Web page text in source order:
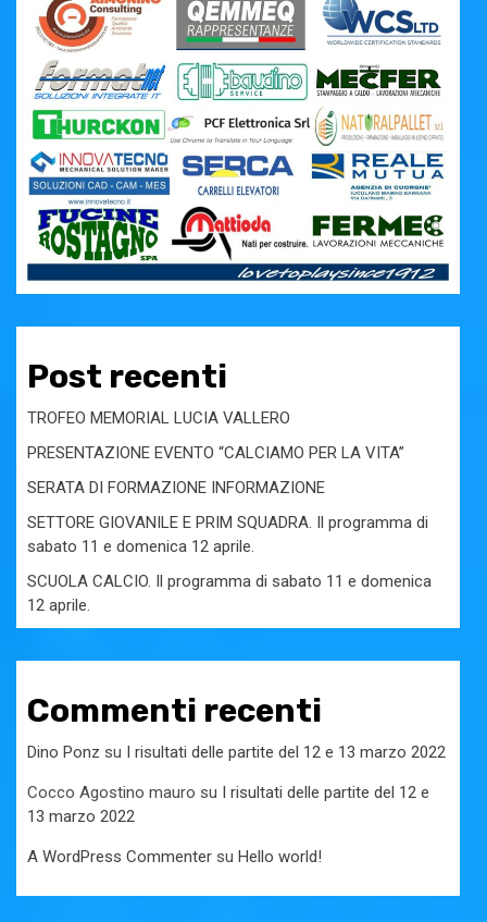
Post recenti
TROFEO MEMORIAL LUCIA VALLERO
PRESENTAZIONE EVENTO “CALCIAMO PER LA VITA”
SERATA DI FORMAZIONE INFORMAZIONE
SETTORE GIOVANILE E PRIM SQUADRA. Il programma di
sabato 11 e domenica 12 aprile.
SCUOLA CALCIO. Il programma di sabato 11 e domenica
12 aprile.
Commenti recenti
Dino Ponz su I risultati delle partite del 12 e 13 marzo 2022
Cocco Agostino mauro su I risultati delle partite del 12 e
13 marzo 2022
A WordPress Commenter su Hello world!